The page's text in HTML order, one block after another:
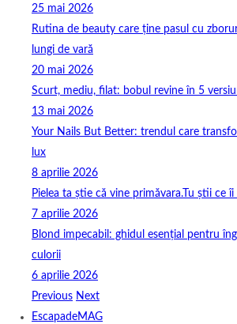
25 mai 2026
Rutina de beauty care ține pasul cu
lungi de vară
20 mai 2026
Scurt, mediu, filat: bobul revine în 5
13 mai 2026
Your Nails But Better: trendul care
lux
8 aprilie 2026
Pielea ta știe că vine primăvara.Tu știi ce îi
7 aprilie 2026
Blond impecabil: ghidul esențial pentru
culorii
6 aprilie 2026
Previous Next
EscapadeMAG